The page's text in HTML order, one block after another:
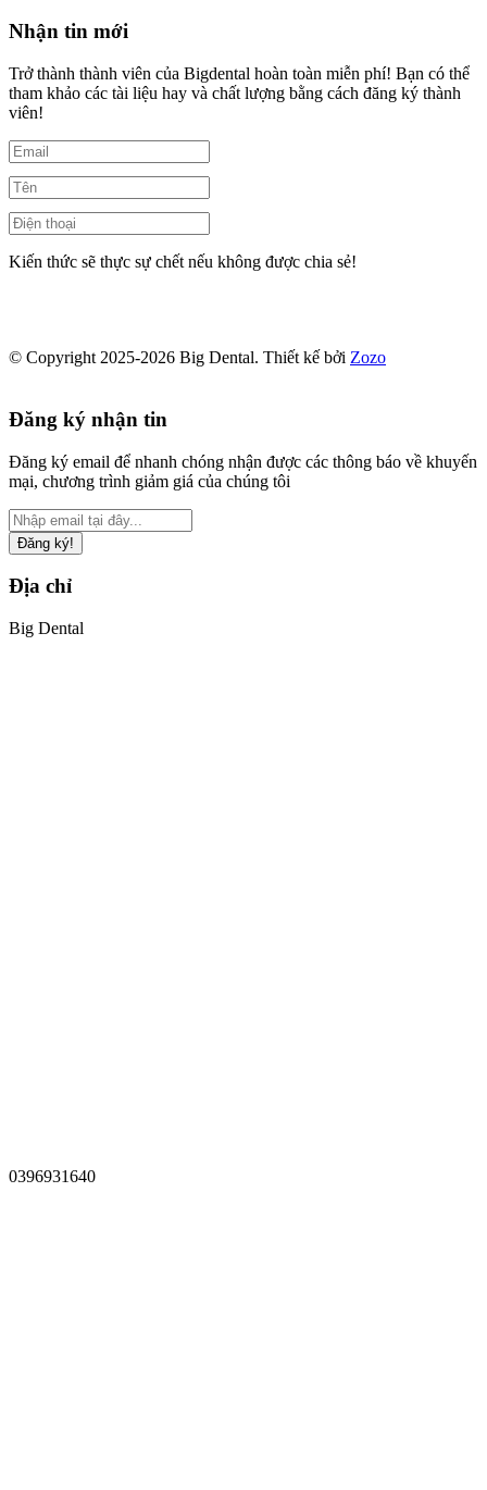
Nhận tin mới
Trở thành thành viên của Bigdental hoàn toàn miễn phí! Bạn có thể
tham khảo các tài liệu hay và chất lượng bằng cách đăng ký thành
viên!
Kiến thức sẽ thực sự chết nếu không được chia sẻ!
© Copyright 2025-2026 Big Dental. Thiết kế bởi Zozo
Đăng ký nhận tin
Đăng ký email để nhanh chóng nhận được các thông báo về khuyến
mại, chương trình giảm giá của chúng tôi
Đăng ký!
Địa chỉ
Big Dental
0396931640